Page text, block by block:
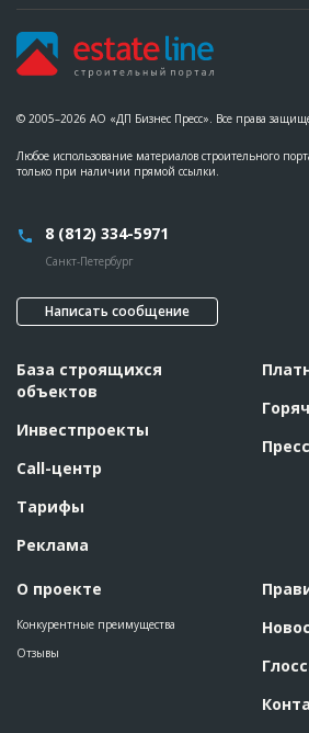
© 2005–2026 АО «ДП Бизнес Пресс». Все права
Любое использование материалов строительного
только при наличии прямой ссылки.
8 (812) 334-5971
Санкт-Петербург
Написать сообщение
База строящихся
объектов
Инвестпроекты
Call-центр
Тарифы
Реклама
О проекте
Конкурентные преимущества
Отзывы